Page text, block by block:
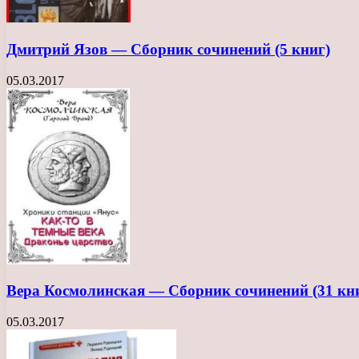
Дмитрий Язов — Сборник сочинений (5 книг)
05.03.2017
Вера Космолинская — Сборник сочинений (31
05.03.2017